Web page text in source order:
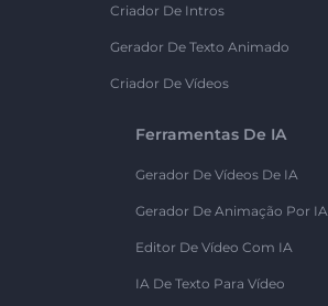
Criador De Intros
Gerador De Texto Animado
Criador De Vídeos
Ferramentas De IA
Gerador De Vídeos De IA
Gerador De Animação Por IA
Editor De Vídeo Com IA
IA De Texto Para Vídeo